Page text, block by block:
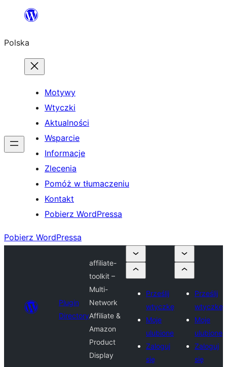
Przejdź
treści
Polska
Motywy
Wtyczki
Aktualności
Wsparcie
Informacje
Zlecenia
Pomóż w tłumaczeniu
Kontakt
Pobierz WordPressa
Pobierz WordPressa
Plugin
Directory
affiliate-
toolkit –
Multi-
Network
Affiliate &
Amazon
Product
Display
Prześlij
wtyczkę
Moje
ulubione
Zaloguj
się
Prześlij
wtyczkę
Moje
ulubione
Zaloguj
się